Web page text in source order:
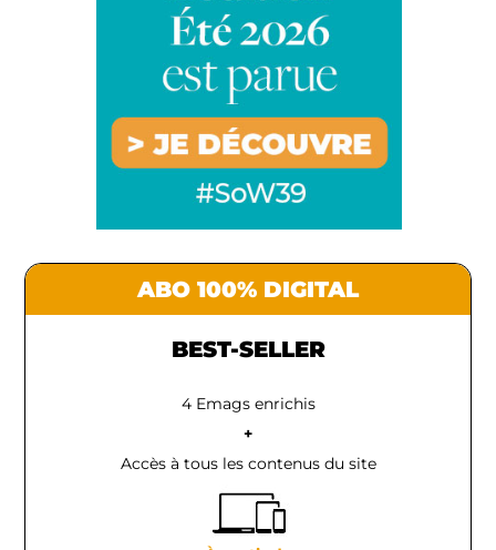
ABO 100% DIGITAL
BEST-SELLER
4 Emags enrichis
+
Accès à tous les contenus du site